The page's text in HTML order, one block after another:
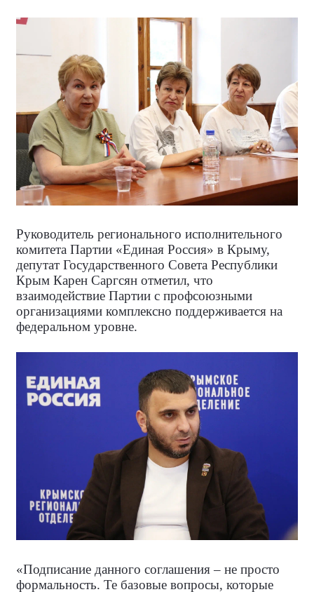
Руководитель регионального исполнительного
комитета Партии «Единая Россия» в Крыму,
депутат Государственного Совета Республики
Крым Карен Саргсян отметил, что
взаимодействие Партии с профсоюзными
организациями комплексно поддерживается на
федеральном уровне.
«Подписание данного соглашения – не просто
формальность. Те базовые вопросы, которые